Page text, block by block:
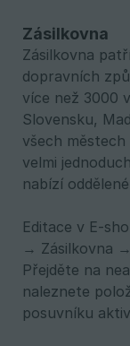
Zásilkovna
Zásilkovna
dopravních
více než 3000
Slovensku,
všech
velmi
nabízí
Editace v E-
→ Zásilkovna
Přejděte na
naleznete
posuvníku